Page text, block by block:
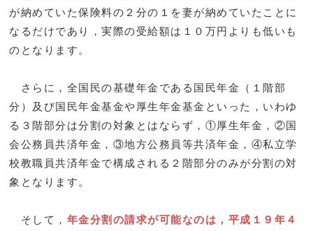
が納めていた保険料の２分の１を妻が納めていたことに
なるだけであり，実際の受給額は１０万円よりも低いも
のとなります。
さらに，全国民の基礎年金である国民年金（１階部
分）及び国民年金基金や厚生年金基金といった，いわゆ
る３階部分は分割の対象とはならず，①厚生年金，②国
会公務員共済年金，③地方公務員等共済年金，④私立学
校教職員共済年金で構成される２階部分のみが分割の対
象となります。
そして， 年金分割の請求が可能なのは，平成１９年４